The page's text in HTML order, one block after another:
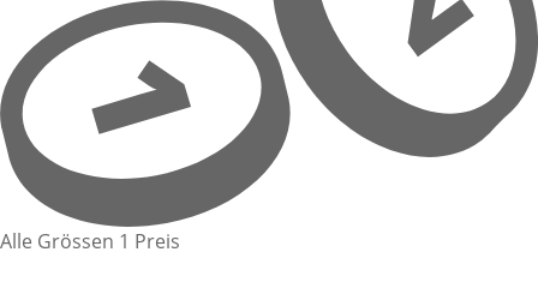
Alle Grössen 1 Preis